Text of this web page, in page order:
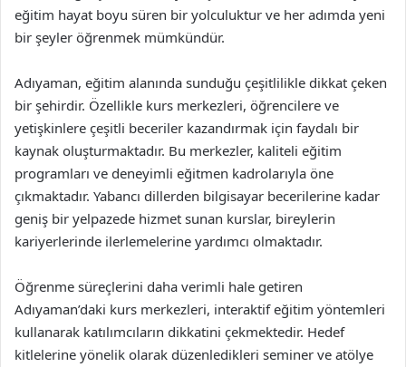
eğitim hayat boyu süren bir yolculuktur ve her adımda yeni
bir şeyler öğrenmek mümkündür.
Adıyaman, eğitim alanında sunduğu çeşitlilikle dikkat çeken
bir şehirdir. Özellikle kurs merkezleri, öğrencilere ve
yetişkinlere çeşitli beceriler kazandırmak için faydalı bir
kaynak oluşturmaktadır. Bu merkezler, kaliteli eğitim
programları ve deneyimli eğitmen kadrolarıyla öne
çıkmaktadır. Yabancı dillerden bilgisayar becerilerine kadar
geniş bir yelpazede hizmet sunan kurslar, bireylerin
kariyerlerinde ilerlemelerine yardımcı olmaktadır.
Öğrenme süreçlerini daha verimli hale getiren
Adıyaman’daki kurs merkezleri, interaktif eğitim yöntemleri
kullanarak katılımcıların dikkatini çekmektedir. Hedef
kitlelerine yönelik olarak düzenledikleri seminer ve atölye